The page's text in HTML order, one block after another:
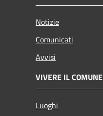
Notizie
Comunicati
Avvisi
VIVERE IL COMUNE
Luoghi